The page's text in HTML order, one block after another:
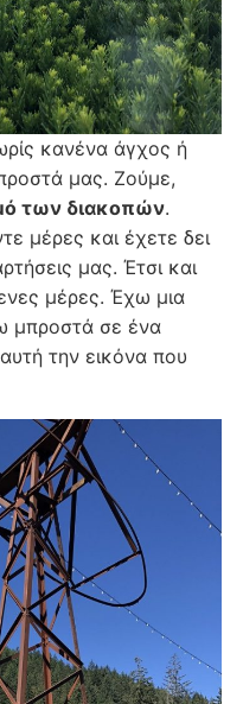
κανένα άγχος ή
μας. Ζούμε,
των διακοπών.
μέρες και έχετε δει
μας. Έτσι και
μέρες. Έχω μια
μπροστά σε ένα
την εικόνα που